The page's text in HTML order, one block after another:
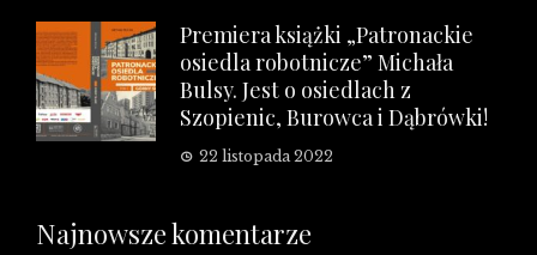
Premiera książki „Patronackie
osiedla robotnicze” Michała
Bulsy. Jest o osiedlach z
Szopienic, Burowca i Dąbrówki!
22 listopada 2022
Najnowsze komentarze